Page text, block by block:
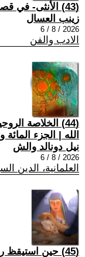
(43) الأنثى- في قصائد أحمد فرح”
زينب العسال
2026 / 8 / 6
الادب والفن
(44) الخلاصة
الله | الجزء المائة
نيل دونالد والش
2026 / 8 / 6
العلمانية، الدين
(45) حين